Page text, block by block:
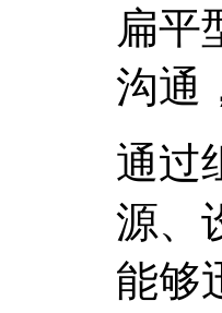
扁平
沟通
通过
源、
能够